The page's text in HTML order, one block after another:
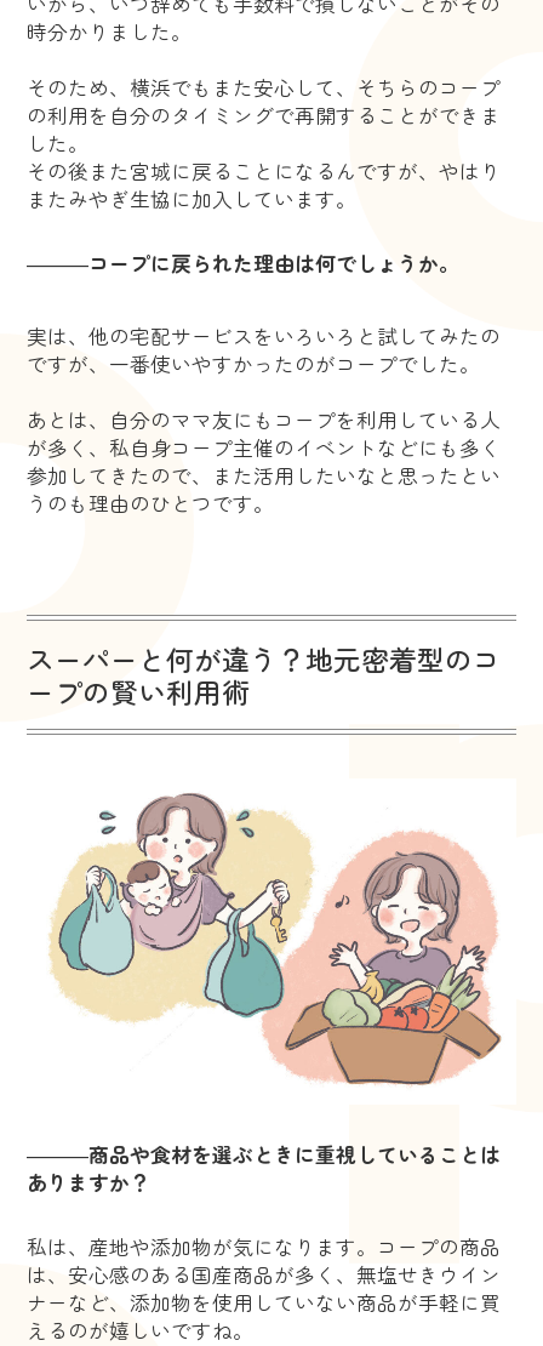
時分かりました。
そのため、横浜でもまた安心して、そちらのコープ
の利用を自分のタイミングで再開することができま
した。
その後また宮城に戻ることになるんですが、やはり
またみやぎ生協に加入しています。
―――コープに戻られた理由は何でしょうか。
実は、他の宅配サービスをいろいろと試してみたの
ですが、一番使いやすかったのがコープでした。
あとは、自分のママ友にもコープを利用している人
が多く、私自身コープ主催のイベントなどにも多く
参加してきたので、また活用したいなと思ったとい
うのも理由のひとつです。
スーパーと何が違う？地元密着型のコ
ープの賢い利用術
―――商品や食材を選ぶときに重視していることは
ありますか？
私は、産地や添加物が気になります。コープの商品
は、安心感のある国産商品が多く、無塩せきウイン
ナーなど、添加物を使用していない商品が手軽に買
えるのが嬉しいですね。